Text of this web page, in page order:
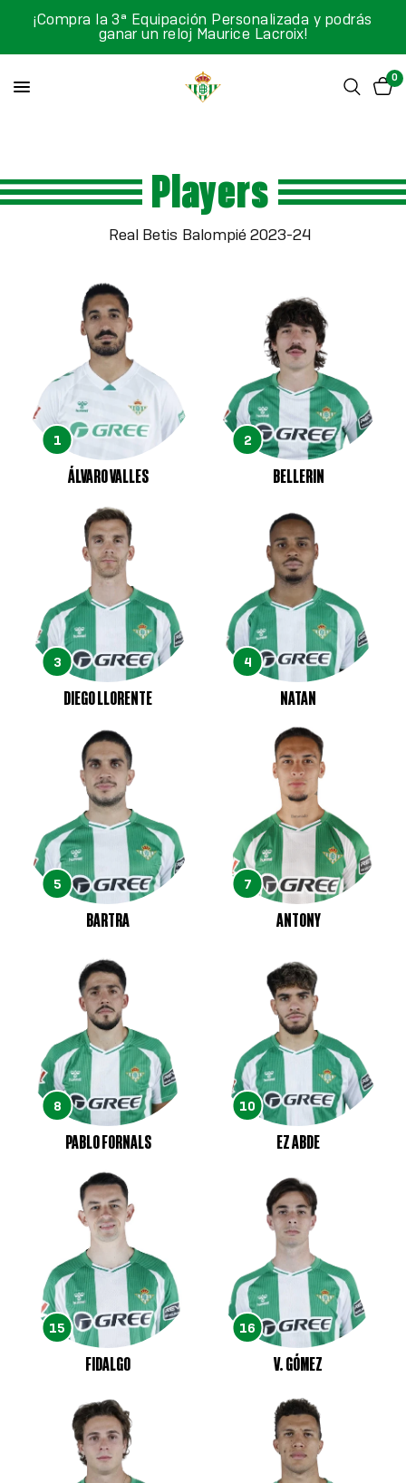
¡Compra la 3ª Equipación Personalizada y podrás
ganar un reloj Maurice Lacroix!
0
Players
Real Betis Balompié 2023-24
1
ÁLVARO VALLES
2
BELLERIN
3
DIEGO LLORENTE
4
NATAN
5
BARTRA
7
ANTONY
8
PABLO FORNALS
10
EZ ABDE
15
FIDALGO
16
V. GÓMEZ